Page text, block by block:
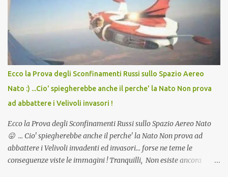
andava bene anche, a Temperatura Ambiente"! Riproponiamo
l'articolo per NON Dimenticare!
Ecco la Prova degli Sconfinamenti Russi sullo Spazio Aereo
Nato :) ...Cio' spiegherebbe anche il perche' la Nato Non prova
ad abbattere i Velivoli invasori !
Ecco la Prova degli Sconfinamenti Russi sullo Spazio Aereo Nato
😛 ... Cio' spiegherebbe anche il perche' la Nato Non prova ad
abbattere i Velivoli invadenti ed invasori... forse ne teme le
conseguenze viste le immagini ! Tranquilli, Non esiste ancora